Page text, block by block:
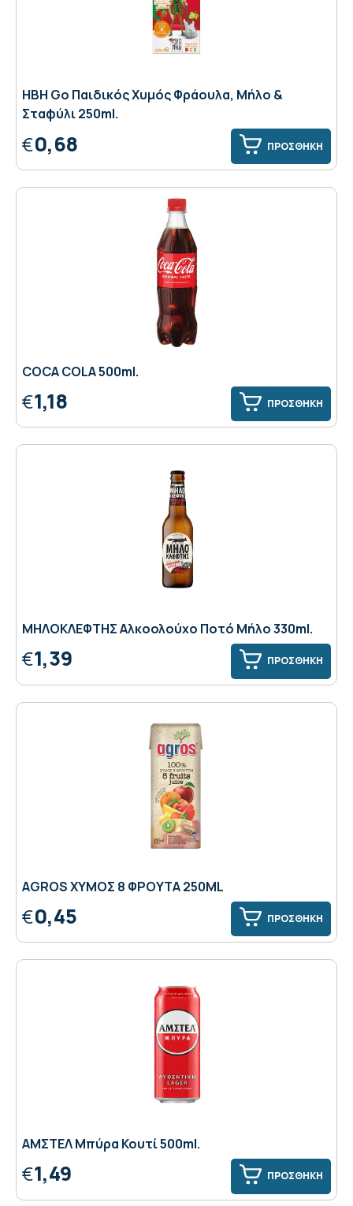
ΗΒΗ Go Παιδικός Χυμός Φράουλα, Μήλο &
Σταφύλι 250ml.
€0,68 ΠΡΟΣΘΗΚΗ
COCA COLA 500ml.
€1,18 ΠΡΟΣΘΗΚΗ
MHΛΟΚΛΕΦΤΗΣ Αλκοολούχο Ποτό Μήλο 330ml.
€1,39 ΠΡΟΣΘΗΚΗ
AGROS ΧΥΜΟΣ 8 ΦΡΟΥΤΑ 250ML
€0,45 ΠΡΟΣΘΗΚΗ
ΑΜΣΤΕΛ Μπύρα Κουτί 500ml.
€1,49 ΠΡΟΣΘΗΚΗ